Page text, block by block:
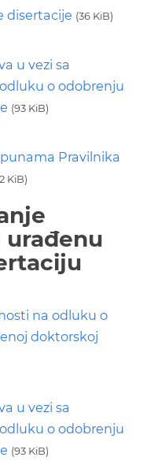
disertacije (36 KiB)
u vezi sa
o odobrenju
(93 KiB)
Pravilnika
KiB)
urađenu
na odluku o
doktorskoj
u vezi sa
o odobrenju
(93 KiB)